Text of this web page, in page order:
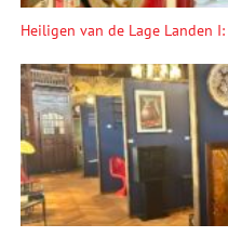
Heiligen van de Lage Landen